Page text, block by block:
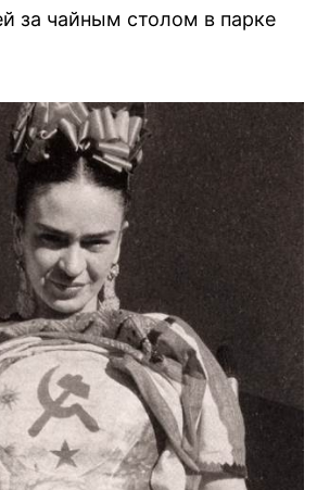
за чайным столом в парке